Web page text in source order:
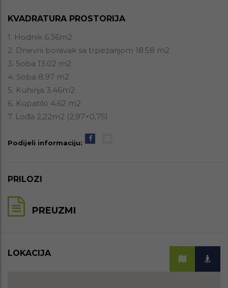
KVADRATURA PROSTORIJA
1. Hodnik 6.36m2
2. Dnevni boravak sa trpezarijom 18.58 m2
3. Soba 13.02 m2
4. Soba 8.97 m2
5. Kuhinja 3.46m2
6. Kupatilo 4.62 m2
7. Lođa 2,22m2 (2,97×0,75)
Podijeli informaciju:
PRILOZI
PREUZMI
LOKACIJA